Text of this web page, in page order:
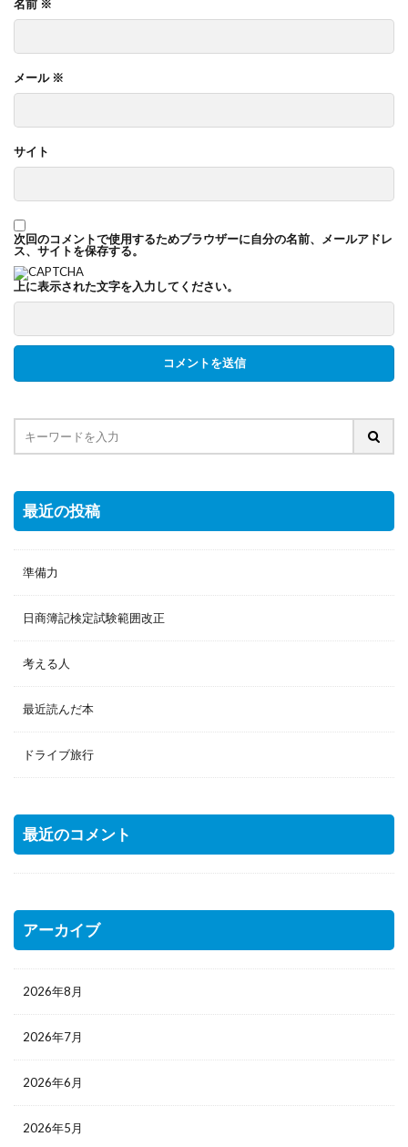
名前 ※
メール ※
サイト
次回のコメントで使用するためブラウザーに自分の名前、メールアドレ
ス、サイトを保存する。
上に表示された文字を入力してください。
最近の投稿
準備力
日商簿記検定試験範囲改正
考える人
最近読んだ本
ドライブ旅行
最近のコメント
アーカイブ
2026年8月
2026年7月
2026年6月
2026年5月